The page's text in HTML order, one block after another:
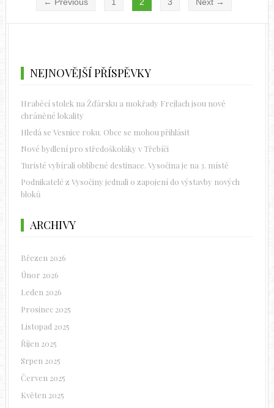
NEJNOVĚJŠÍ PŘÍSPĚVKY
Hraběcí stolek na Žďársku a mokřady Frejlach jsou nově
chráněné lokality
Hledá se Vesnice roku. Obce se mohou přihlásit
Nové bydlení pro středoškoláky v Třebíči
Turisté vybírali oblíbené destinace. Vysočina je na 3. místě
Podnikatelé z Vysočiny jednali o zapojení do výstavby nových
bloků
ARCHIVY
Březen 2026
Únor 2026
Leden 2026
Prosinec 2025
Listopad 2025
Říjen 2025
Srpen 2025
Červen 2025
Květen 2025